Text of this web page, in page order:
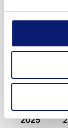
2025